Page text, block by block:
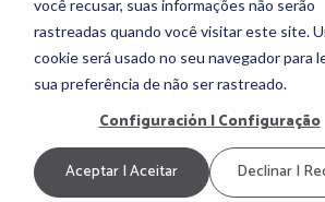
você recusar, suas informações não serão
rastreadas quando você visitar este site.
cookie será usado no seu navegador para
sua preferência de não ser rastreado.
Configuración | Configuração
Aceptar | Aceitar Declinar |
porMarketing Team,
15 January, 2025
Digital HR Motivação
Produtividade